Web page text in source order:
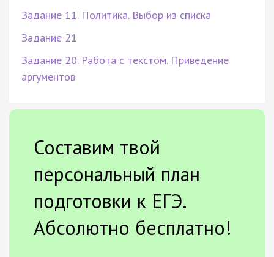
Задание 11. Политика. Выбор из списка
Задание 21
Задание 20. Работа с текстом. Приведение
аргументов
Составим твой
персональный план
подготовки к ЕГЭ.
Абсолютно бесплатно!